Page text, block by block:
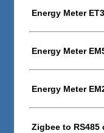
Energy Meter
Energy Meter
Energy Meter
Zigbee to RS485